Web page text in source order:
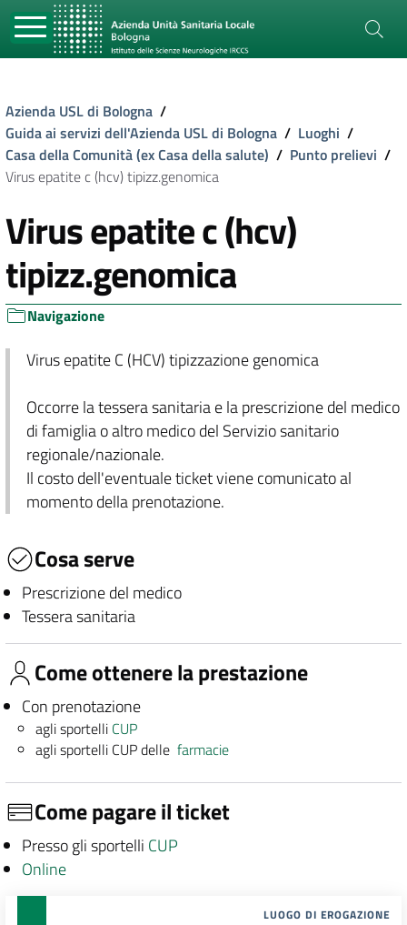
Azienda USL di Bologna /
Guida ai servizi dell'Azienda USL di Bologna / Luoghi /
Casa della Comunità (ex Casa della salute) / Punto prelievi /
Virus epatite c (hcv) tipizz.genomica
Virus epatite c (hcv)
tipizz.genomica
Navigazione
Virus epatite C (HCV) tipizzazione genomica
Occorre la tessera sanitaria e la prescrizione del medico
di famiglia o altro medico del Servizio sanitario
regionale/nazionale.
Il costo dell'eventuale ticket viene comunicato al
momento della prenotazione.
Cosa serve
Prescrizione del medico
Tessera sanitaria
Come ottenere la prestazione
Con prenotazione
agli sportelli CUP
agli sportelli CUP dellefarmacie
Come pagare il ticket
Presso gli sportelli CUP
Online
LUOGO DI EROGAZIONE